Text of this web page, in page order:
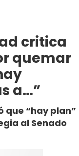
critica
quemar
a…”
que “hay plan”
al Senado